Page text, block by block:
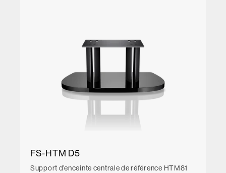
FS-HTM D5
Support d’enceinte centrale de référence HTM81